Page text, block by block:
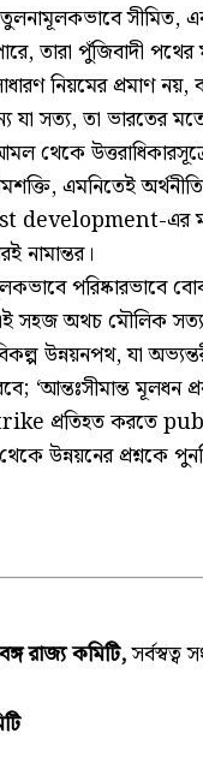
সীমিত,
তারা পুঁজিবাদী
নিয়মের প্রমাণ নয়,
যা সত্য, তা ভারতের
থেকে
এমনিতেই
development-এর
নামান্তর।
পরিষ্কারভাবে
সহজ অথচ মৌলিক
উন্নয়নপথ, যা
‘আন্তঃসীমান্ত মূলধন
প্রতিহত করতে
উন্নয়নের প্রশ্নকে
রাজ্য কমিটি,সর্বস্বত্ব